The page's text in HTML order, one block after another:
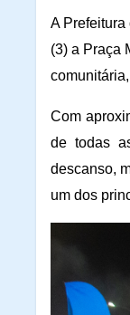
A
(3) a Praça
Com
de todas
descanso,
um dos